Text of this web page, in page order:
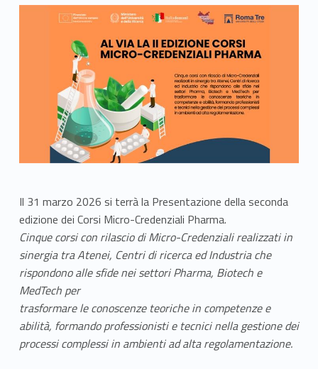
Link identifier archive #link-archive-thumb-soap-2598
Il 31 marzo 2026 si terrà la Presentazione della seconda
edizione dei Corsi Micro-Credenziali Pharma.
Cinque corsi con rilascio di Micro-Credenziali realizzati in
sinergia tra Atenei, Centri di ricerca ed Industria che
rispondono alle sfide nei settori Pharma, Biotech e
MedTech per
trasformare le conoscenze teoriche in competenze e
abilità, formando professionisti e tecnici nella gestione dei
processi complessi in ambienti ad alta regolamentazione.